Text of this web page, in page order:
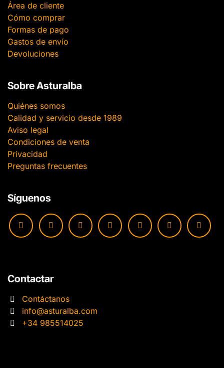
Área de cliente
Cómo comprar
Formas de pago
Gastos de envío
Devoluciones
Sobre Asturalba
Quiénes somos
Calidad y servicio desde 1989
Aviso legal
Condiciones de venta
Privacidad
Preguntas frecuentes
Síguenos
Contactar
Contáctanos
info@asturalba.com
+34 985514025